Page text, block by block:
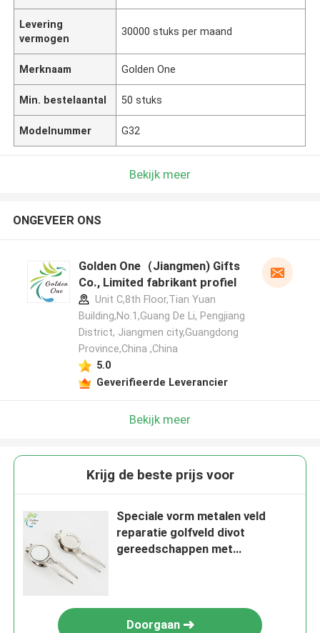
Levering
vermogen
30000 stuks per maand
Merknaam Golden One
Min. bestelaantal 50 stuks
Modelnummer G32
Bekijk meer
ONGEVEER ONS
Golden One（Jiangmen) Gifts
Co., Limited fabrikant profiel
Unit C,8th Floor,Tian Yuan
Building,No.1,Guang De Li, Pengjiang
District, Jiangmen city,Guangdong
Province,China ,China
5.0
Geverifieerde Leverancier
Bekijk meer
Krijg de beste prijs voor
Speciale vorm metalen veld
reparatie golfveld divot
gereedschappen met
Doorgaan